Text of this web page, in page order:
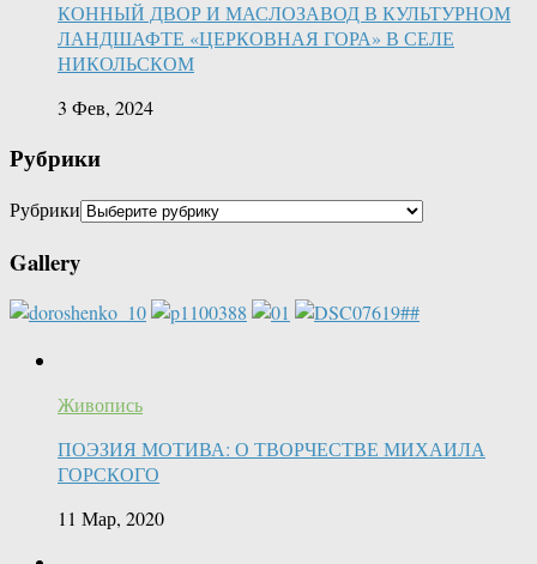
КОННЫЙ ДВОР И МАСЛОЗАВОД В КУЛЬТУРНОМ
ЛАНДШАФТЕ «ЦЕРКОВНАЯ ГОРА» В СЕЛЕ
НИКОЛЬСКОМ
3 Фев, 2024
Рубрики
Рубрики
Gallery
Живопись
ПОЭЗИЯ МОТИВА: О ТВОРЧЕСТВЕ МИХАИЛА
ГОРСКОГО
11 Мар, 2020